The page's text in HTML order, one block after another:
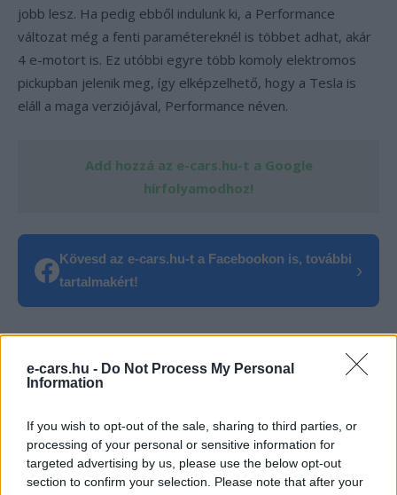
e-cars.hu - Do Not Process My Personal
Information
If you wish to opt-out of the sale, sharing to third parties, or
processing of your personal or sensitive information for
targeted advertising by us, please use the below opt-out
section to confirm your selection. Please note that after your
jobb lesz. Ha pedig ebből indulunk ki, a Performance
változat még a fenti paramétereknél is többet adhat, akár
4 e-motort is. Ez utóbbi egyre több komoly elektromos
pickupban jelenik meg, így elképzelhető, hogy a Tesla is
eláll a maga verziójával, Performance néven.
Add hozzá az e-cars.hu-t a Google
hírfolyamodhoz!
Kövesd az e-cars.hu-t a Facebookon is, további
tartalmakért!
›
Gyártás
Performance Tesla Tesla Cybertruck